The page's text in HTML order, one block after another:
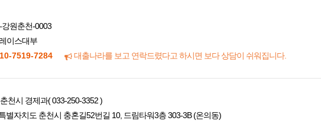
강원춘천-0003
이스대부
7519-7284 대출나라를 보고 연락드렸다고 하시면 보다 상담이 쉬워집니다.
천시 경제과( 033-250-3352 )
별자치도 춘천시 충혼길52번길 10, 드림타워3층 303-3B (온의동)